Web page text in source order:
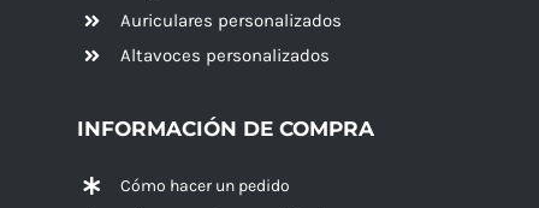
Auriculares personalizados
Altavoces personalizados
INFORMACIÓN DE COMPRA
Cómo hacer un pedido